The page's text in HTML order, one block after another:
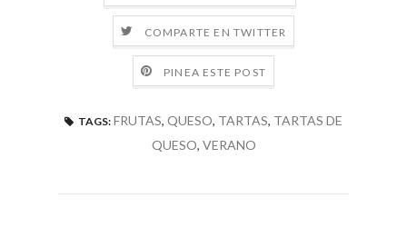
COMPARTE EN TWITTER
PINEA ESTE POST
TAGS: FRUTAS, QUESO, TARTAS, TARTAS DE
QUESO, VERANO